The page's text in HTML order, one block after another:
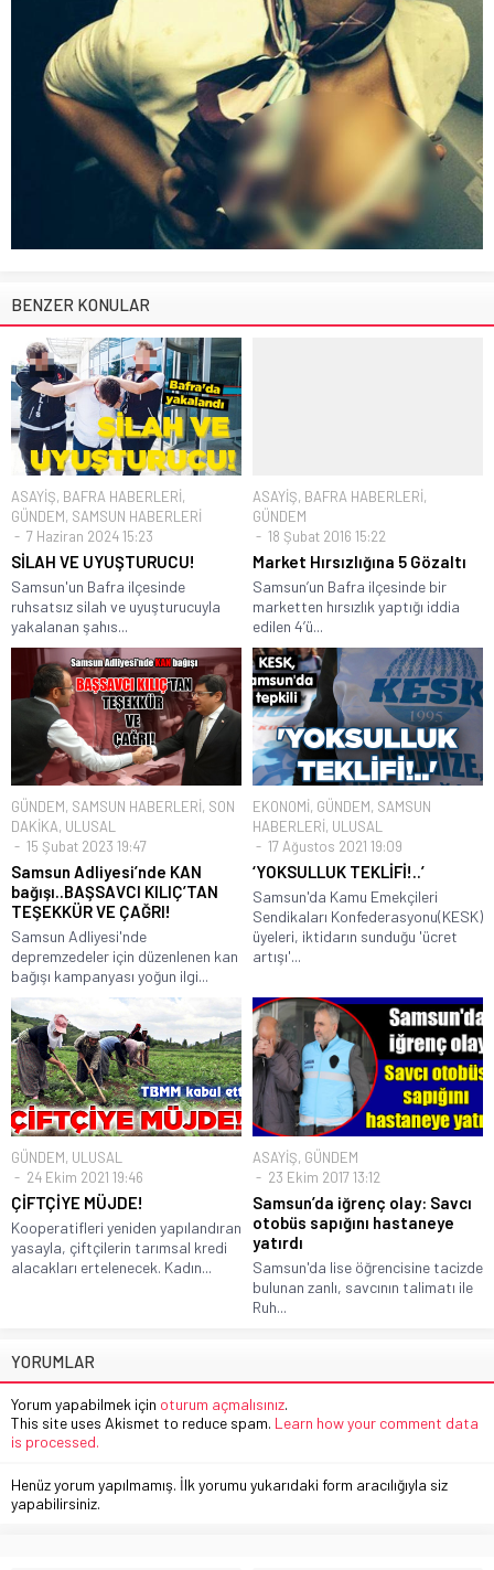
BENZER KONULAR
ASAYİŞ, BAFRA HABERLERİ,
GÜNDEM, SAMSUN HABERLERİ
7 Haziran 2024 15:23
SİLAH VE UYUŞTURUCU!
Samsun'un Bafra ilçesinde
ruhsatsız silah ve uyuşturucuyla
yakalanan şahıs...
ASAYİŞ, BAFRA HABERLERİ,
GÜNDEM
18 Şubat 2016 15:22
Market Hırsızlığına 5 Gözaltı
Samsun’un Bafra ilçesinde bir
marketten hırsızlık yaptığı iddia
edilen 4’ü...
GÜNDEM, SAMSUN HABERLERİ, SON
DAKİKA, ULUSAL
15 Şubat 2023 19:47
Samsun Adliyesi’nde KAN
bağışı..BAŞSAVCI KILIÇ’TAN
TEŞEKKÜR VE ÇAĞRI!
Samsun Adliyesi'nde
depremzedeler için düzenlenen kan
bağışı kampanyası yoğun ilgi...
EKONOMİ, GÜNDEM, SAMSUN
HABERLERİ, ULUSAL
17 Ağustos 2021 19:09
‘YOKSULLUK TEKLİFİ!..’
Samsun'da Kamu Emekçileri
Sendikaları Konfederasyonu(KESK)
üyeleri, iktidarın sunduğu 'ücret
artışı'...
GÜNDEM, ULUSAL
24 Ekim 2021 19:46
ÇİFTÇİYE MÜJDE!
Kooperatifleri yeniden yapılandıran
yasayla, çiftçilerin tarımsal kredi
alacakları ertelenecek. Kadın...
ASAYİŞ, GÜNDEM
23 Ekim 2017 13:12
Samsun’da iğrenç olay: Savcı
otobüs sapığını hastaneye
yatırdı
Samsun'da lise öğrencisine tacizde
bulunan zanlı, savcının talimatı ile
Ruh...
YORUMLAR
Yorum yapabilmek için oturum açmalısınız.
This site uses Akismet to reduce spam. Learn how your comment data
is processed.
Henüz yorum yapılmamış. İlk yorumu yukarıdaki form aracılığıyla siz
yapabilirsiniz.